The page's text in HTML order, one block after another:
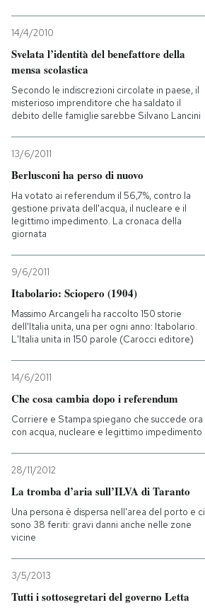
14/4/2010
Svelata l’identità del benefattore della
mensa scolastica
Secondo le indiscrezioni circolate in paese, il
misterioso imprenditore che ha saldato il
debito delle famiglie sarebbe Silvano Lancini
13/6/2011
Berlusconi ha perso di nuovo
Ha votato ai referendum il 56,7%, contro la
gestione privata dell'acqua, il nucleare e il
legittimo impedimento. La cronaca della
giornata
9/6/2011
Itabolario: Sciopero (1904)
Massimo Arcangeli ha raccolto 150 storie
dell'Italia unita, una per ogni anno: Itabolario.
L'Italia unita in 150 parole (Carocci editore)
14/6/2011
Che cosa cambia dopo i referendum
Corriere e Stampa spiegano che succede ora
con acqua, nucleare e legittimo impedimento
28/11/2012
La tromba d’aria sull’ILVA di Taranto
Una persona è dispersa nell'area del porto e ci
sono 38 feriti: gravi danni anche nelle zone
vicine
3/5/2013
Tutti i sottosegretari del governo Letta